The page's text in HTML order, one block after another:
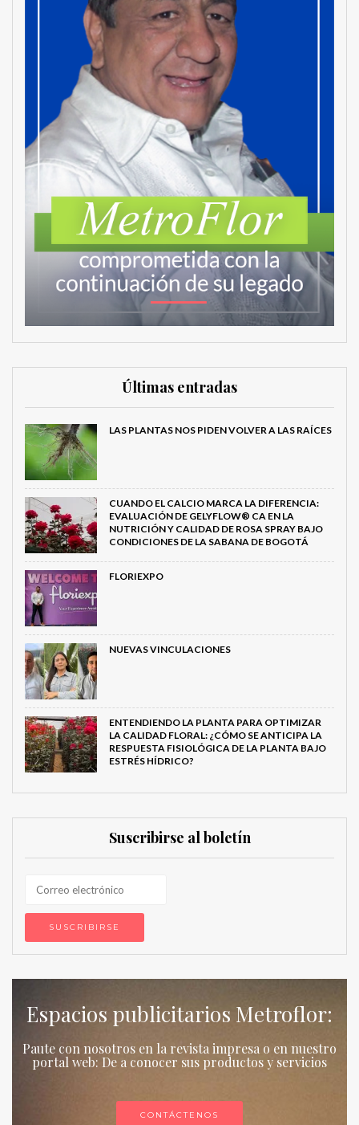
Últimas entradas
LAS PLANTAS NOS PIDEN VOLVER A LAS RAÍCES
CUANDO EL CALCIO MARCA LA DIFERENCIA:
EVALUACIÓN DE GELYFLOW® CA EN LA
NUTRICIÓN Y CALIDAD DE ROSA SPRAY BAJO
CONDICIONES DE LA SABANA DE BOGOTÁ
FLORIEXPO
NUEVAS VINCULACIONES
ENTENDIENDO LA PLANTA PARA OPTIMIZAR
LA CALIDAD FLORAL: ¿CÓMO SE ANTICIPA LA
RESPUESTA FISIOLÓGICA DE LA PLANTA BAJO
ESTRÉS HÍDRICO?
Suscribirse al boletín
Espacios publicitarios Metroflor:
Paute con nosotros en la revista impresa o en nuestro
portal web: De a conocer sus productos y servicios
CONTÁCTENOS